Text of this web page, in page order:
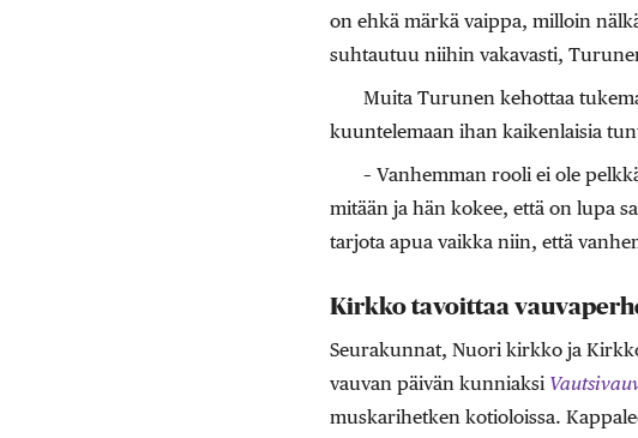
on ehkä märkä vaippa, milloin
suhtautuu niihin vakavasti,
Muita Turunen kehottaa
kuuntelemaan ihan kaikenlaisia
– Vanhemman rooli ei ole
mitään ja hän kokee, että on lupa
tarjota apua vaikka niin, että
Kirkko tavoittaa
Seurakunnat, Nuori kirkko ja
vauvan päivän kunniaksi
muskarihetken kotioloissa.